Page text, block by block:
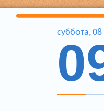
суббота, 08